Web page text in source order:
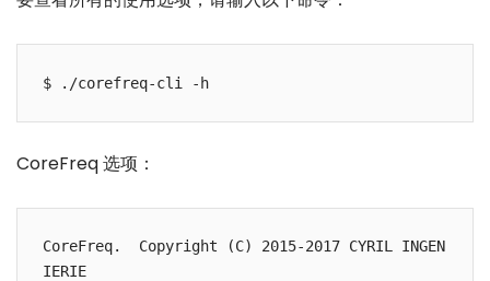
CoreFreq 选项：
CoreFreq.  Copyright (C) 2015-2017 CYRIL INGEN
IERIE